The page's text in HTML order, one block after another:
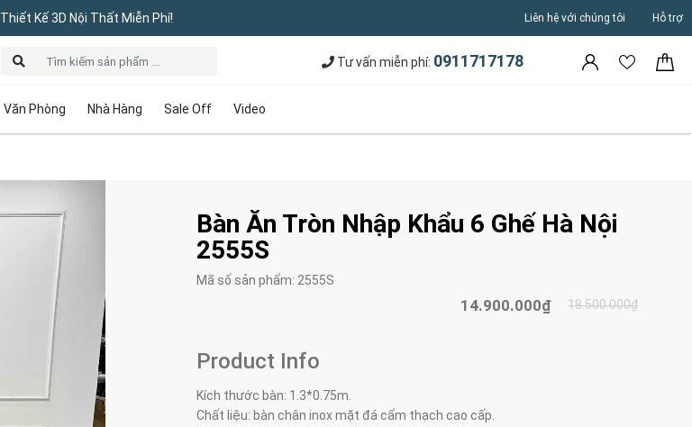
Thiết Kế 3D Nội Thất Miễn Phí! Liên hệ với chúng tôi Hỗ trợ
Văn Phòng Nhà Hàng Sale Off Video
Tư vấn miễn phí: 0911717178
Bàn Ăn Tròn Nhập Khẩu 6 Ghế Hà Nội
2555S
Mã số sản phẩm: 2555S
14.900.000₫ 18.500.000₫
Product Info
Kích thước bàn: 1.3*0.75m.
Chất liệu: bàn chân inox mặt đá cẩm thạch cao cấp.